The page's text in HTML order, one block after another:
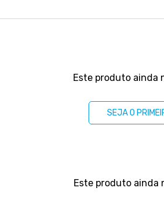
Este produto ainda
SEJA O
Este produto ainda